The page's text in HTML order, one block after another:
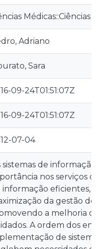
Médicas::Ciências
Adriano
Sara
09-24T01:51:07Z
09-24T01:51:07Z
07-04
sistemas de
nos serviços
informação eficientes,
da gestão
a melhoria
A ordem dos
de